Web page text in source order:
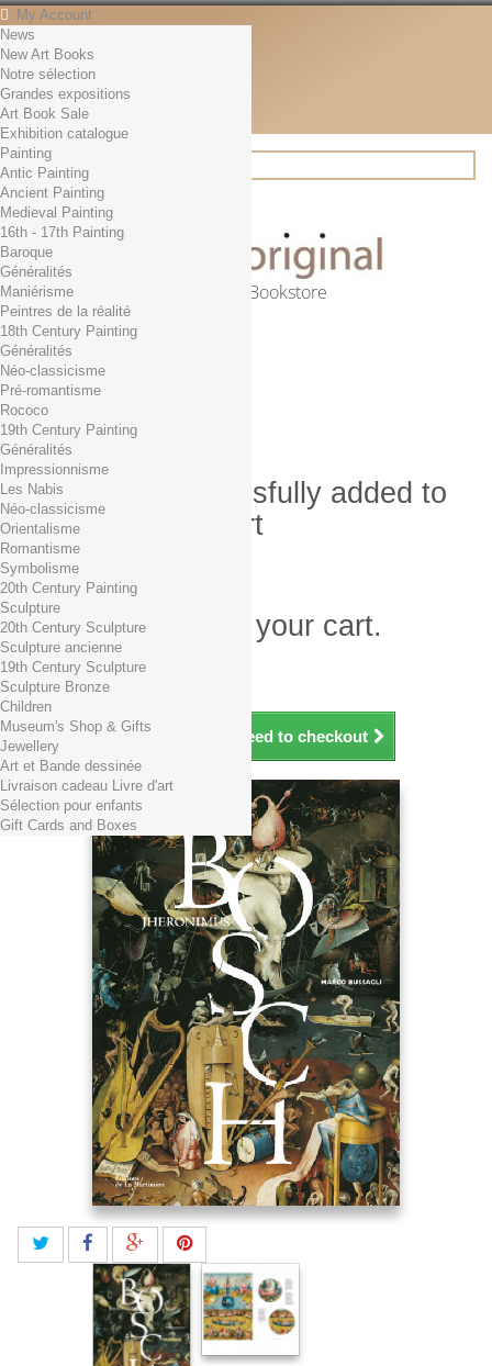
My Account
Contact
English
English
Français
News
Search
Online Art Bookstore
Cart (empty)
No products
Free shipping!
0,00 € Total
Check out
Product successfully added to
your shopping cart
Quantity
Total
There is 1 item in your cart.
Total products (tax incl.)
Total shipping TTC
Total (tax incl.)
Continue shopping Proceed to checkout
News
New Art Books
Notre sélection
Grandes expositions
Art Book Sale
Exhibition catalogue
Painting
Antic Painting
Ancient Painting
Medieval Painting
16th - 17th Painting
Baroque
Généralités
Maniérisme
Peintres de la réalité
18th Century Painting
Généralités
Néo-classicisme
Pré-romantisme
Rococo
19th Century Painting
Généralités
Impressionnisme
Les Nabis
Néo-classicisme
Orientalisme
Romantisme
Symbolisme
20th Century Painting
Sculpture
20th Century Sculpture
Sculpture ancienne
19th Century Sculpture
Sculpture Bronze
Children
Museum's Shop & Gifts
Jewellery
Art et Bande dessinée
Livraison cadeau Livre d'art
Sélection pour enfants
Gift Cards and Boxes